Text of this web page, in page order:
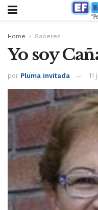
Home Saberes
Yo soy
por Pluma invitada 11